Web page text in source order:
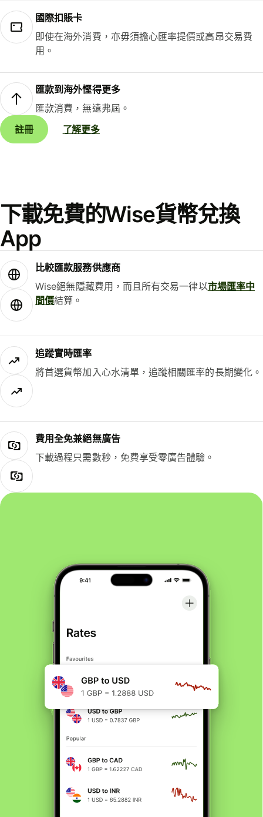
國際扣賬卡
即使在海外消費，亦毋須擔心匯率提價或高昂交易費
用。
匯款到海外慳得更多
匯款消費，無遠弗屆。
註冊
了解更多
下載免費的Wise貨幣兌換
App
比較匯款服務供應商
Wise絕無隱藏費用，而且所有交易一律以市場匯率中
間價結算。
追蹤實時匯率
將首選貨幣加入心水清單，追蹤相關匯率的長期變化。
費用全免兼絕無廣告
下載過程只需數秒，免費享受零廣告體驗。